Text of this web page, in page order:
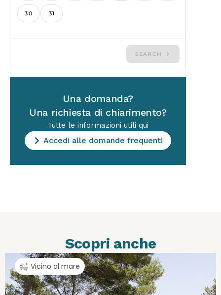
Una domanda?
Una richiesta di chiarimento?
Tutte le informazioni utili qui
Accedi alle domande frequenti
Scopri anche
Vicino al mare